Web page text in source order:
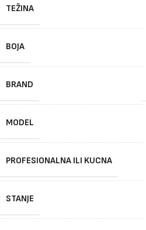
TEŽINA
BOJA
BRAND
MODEL
PROFESIONALNA ILI KUCNA
STANJE